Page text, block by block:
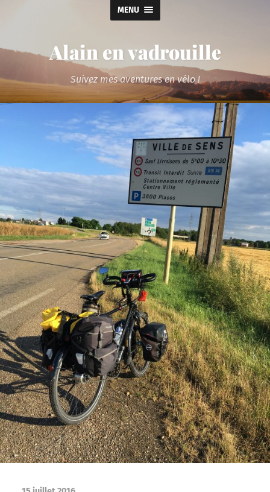
MENU
Alain en vadrouille
Suivez mes aventures en vélo !